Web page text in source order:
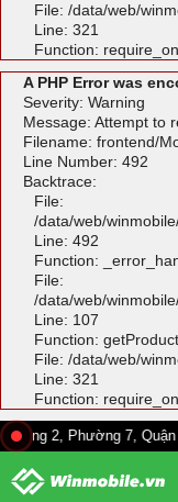
File: /data/web/
Line: 321
Function:
A PHP Error was
Severity: Warning
Message: Attempt to
Filename: frontend/
Line Number: 492
Backtrace:
File:
/data/web/
Line: 492
Function:
File:
/data/web/
Line: 107
Function:
File: /data/web/
Line: 321
Function:
7, Quận 10,